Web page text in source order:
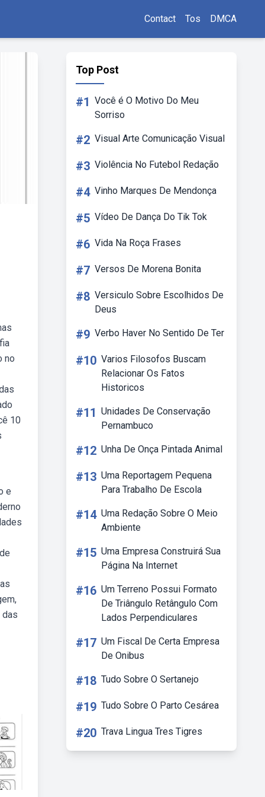
Contact Tos DMCA
no
10
e
das
Top Post
#1 Você é O Motivo Do Meu
Sorriso
#2 Visual Arte Comunicação Visual
#3 Violência No Futebol Redação
#4 Vinho Marques De Mendonça
#5 Vídeo De Dança Do Tik Tok
#6 Vida Na Roça Frases
#7 Versos De Morena Bonita
#8 Versiculo Sobre Escolhidos De
Deus
#9 Verbo Haver No Sentido De Ter
#10 Varios Filosofos Buscam
Relacionar Os Fatos
Historicos
#11 Unidades De Conservação
Pernambuco
#12 Unha De Onça Pintada Animal
#13 Uma Reportagem Pequena
Para Trabalho De Escola
#14 Uma Redação Sobre O Meio
Ambiente
#15 Uma Empresa Construirá Sua
Página Na Internet
#16 Um Terreno Possui Formato
De Triângulo Retângulo Com
Lados Perpendiculares
#17 Um Fiscal De Certa Empresa
De Onibus
#18 Tudo Sobre O Sertanejo
#19 Tudo Sobre O Parto Cesárea
#20 Trava Lingua Tres Tigres